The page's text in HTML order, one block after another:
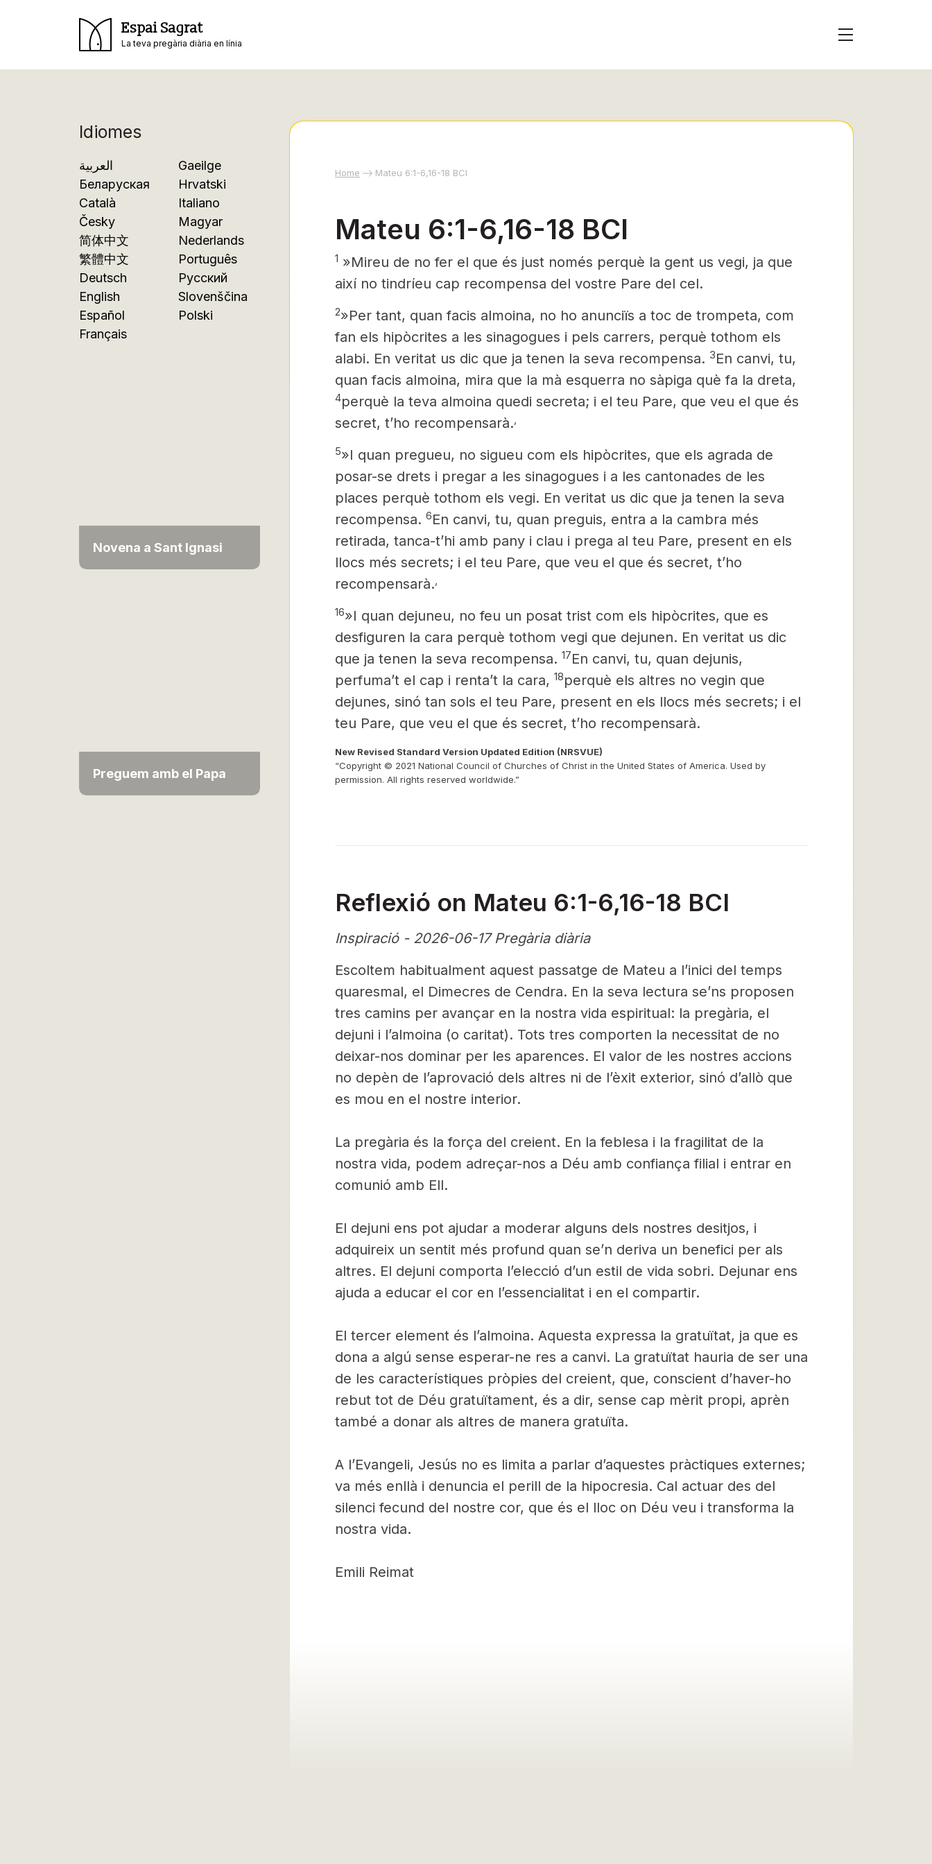
Espai Sagrat
La teva pregària diària en línia
Idiomes
العربية
Беларуская
Català
Česky
简体中文
繁體中文
Deutsch
English
Español
Français
Gaeilge
Hrvatski
Italiano
Magyar
Nederlands
Português
Русский
Slovenščina
Polski
Novena a Sant Ignasi
Preguem amb el Papa
Home Mateu 6:1-6,16-18 BCI
Mateu 6:1-6,16-18 BCI
1 »Mireu de no fer el que és just només perquè la gent us vegi, ja que
així no tindríeu cap recompensa del vostre Pare del cel.
2»Per tant, quan facis almoina, no ho anunciïs a toc de trompeta, com
fan els hipòcrites a les sinagogues i pels carrers, perquè tothom els
alabi. En veritat us dic que ja tenen la seva recompensa. 3En canvi, tu,
quan facis almoina, mira que la mà esquerra no sàpiga què fa la dreta,
4perquè la teva almoina quedi secreta; i el teu Pare, que veu el que és
secret, t’ho recompensarà.
5»I quan pregueu, no sigueu com els hipòcrites, que els agrada de
posar-se drets i pregar a les sinagogues i a les cantonades de les
places perquè tothom els vegi. En veritat us dic que ja tenen la seva
recompensa. 6En canvi, tu, quan preguis, entra a la cambra més
retirada, tanca-t’hi amb pany i clau i prega al teu Pare, present en els
llocs més secrets; i el teu Pare, que veu el que és secret, t’ho
recompensarà.
16»I quan dejuneu, no feu un posat trist com els hipòcrites, que es
desfiguren la cara perquè tothom vegi que dejunen. En veritat us dic
que ja tenen la seva recompensa. 17En canvi, tu, quan dejunis,
perfuma’t el cap i renta’t la cara, 18perquè els altres no vegin que
dejunes, sinó tan sols el teu Pare, present en els llocs més secrets; i el
teu Pare, que veu el que és secret, t’ho recompensarà.
New Revised Standard Version Updated Edition (NRSVUE)
“Copyright © 2021 National Council of Churches of Christ in the United States of America. Used by
permission. All rights reserved worldwide.”
Reflexió on Mateu 6:1-6,16-18 BCI
Inspiració - 2026-06-17 Pregària diària
Escoltem habitualment aquest passatge de Mateu a l’inici del temps
quaresmal, el Dimecres de Cendra. En la seva lectura se’ns proposen
tres camins per avançar en la nostra vida espiritual: la pregària, el
dejuni i l’almoina (o caritat). Tots tres comporten la necessitat de no
deixar-nos dominar per les aparences. El valor de les nostres accions
no depèn de l’aprovació dels altres ni de l’èxit exterior, sinó d’allò que
es mou en el nostre interior.
La pregària és la força del creient. En la feblesa i la fragilitat de la
nostra vida, podem adreçar-nos a Déu amb confiança filial i entrar en
comunió amb Ell.
El dejuni ens pot ajudar a moderar alguns dels nostres desitjos, i
adquireix un sentit més profund quan se’n deriva un benefici per als
altres. El dejuni comporta l’elecció d’un estil de vida sobri. Dejunar ens
ajuda a educar el cor en l’essencialitat i en el compartir.
El tercer element és l’almoina. Aquesta expressa la gratuïtat, ja que es
dona a algú sense esperar-ne res a canvi. La gratuïtat hauria de ser una
de les característiques pròpies del creient, que, conscient d’haver-ho
rebut tot de Déu gratuïtament, és a dir, sense cap mèrit propi, aprèn
també a donar als altres de manera gratuïta.
A l’Evangeli, Jesús no es limita a parlar d’aquestes pràctiques externes;
va més enllà i denuncia el perill de la hipocresia. Cal actuar des del
silenci fecund del nostre cor, que és el lloc on Déu veu i transforma la
nostra vida.
Emili Reimat